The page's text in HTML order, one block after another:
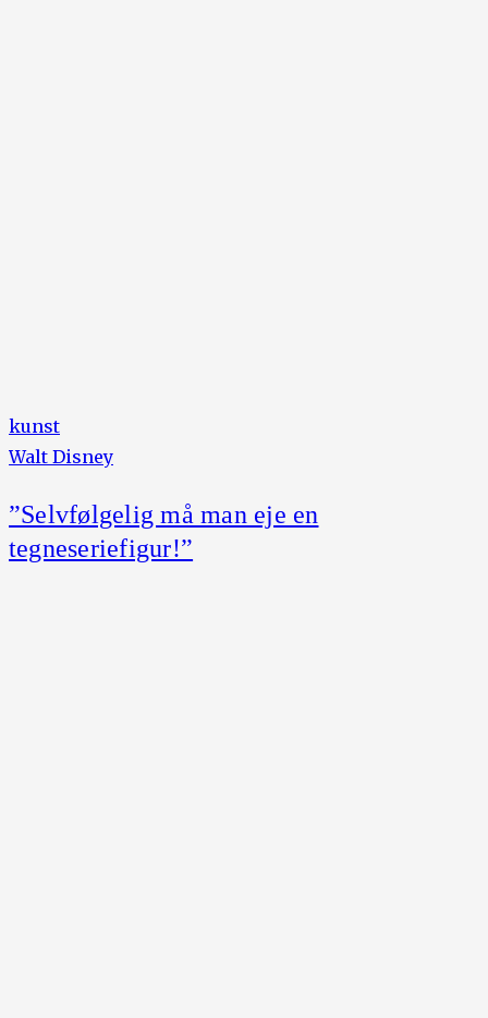
kunst
Walt Disney
”Selvfølgelig må man eje en
tegneseriefigur!”